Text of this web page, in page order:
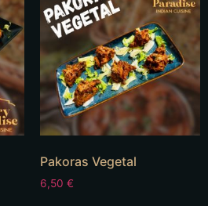
Pakoras Vegetal
6,50 €